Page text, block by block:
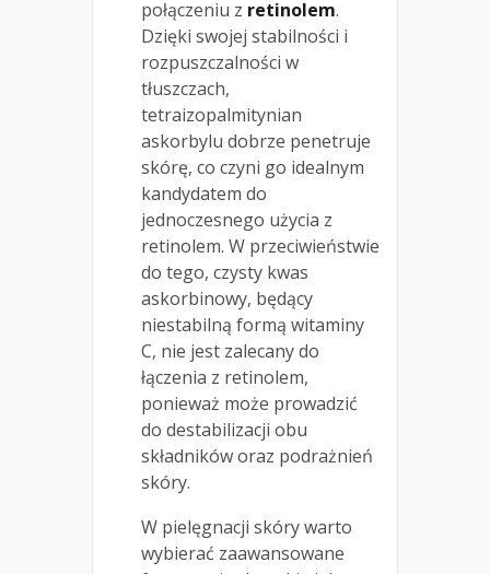
połączeniu z retinolem.
Dzięki swojej stabilności i
rozpuszczalności w
tłuszczach,
tetraizopalmitynian
askorbylu dobrze penetruje
skórę, co czyni go idealnym
kandydatem do
jednoczesnego użycia z
retinolem. W przeciwieństwie
do tego, czysty kwas
askorbinowy, będący
niestabilną formą witaminy
C, nie jest zalecany do
łączenia z retinolem,
ponieważ może prowadzić
do destabilizacji obu
składników oraz podrażnień
skóry.
W pielęgnacji skóry warto
wybierać zaawansowane